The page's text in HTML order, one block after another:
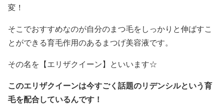
変！
そこでおすすめなのが自分のまつ毛をしっかりと伸ばすこ
とができる育毛作用のあるまつげ美容液です。
その名を【エリザクイーン】といいます☆
このエリザクイーンは今すごく話題のリデンシルという育
毛を配合しているんです！